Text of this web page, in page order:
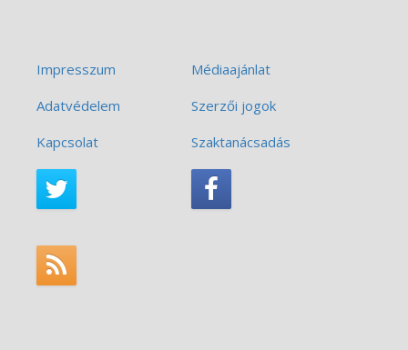
Impresszum
Médiaajánlat
Adatvédelem
Szerzői jogok
Kapcsolat
Szaktanácsadás